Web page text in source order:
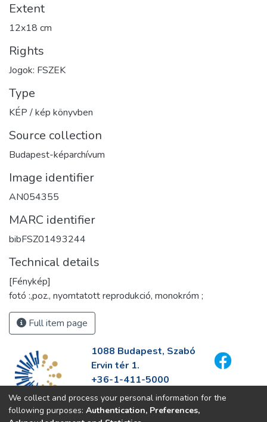
Extent
12x18 cm
Rights
Jogok: FSZEK
Type
KÉP / kép könyvben
Source collection
Budapest-képarchívum
Image identifier
AN054355
MARC identifier
bibFSZ01493244
Technical details
[Fénykép]
fotó :,poz., nyomtatott reprodukció, monokróm ;
Full item page
1088 Budapest, Szabó
Ervin tér 1.
+36-1-411-5000
info@fszek.hu
https://fszek.hu
We collect and process your personal information for the
following purposes: Authentication, Preferences,